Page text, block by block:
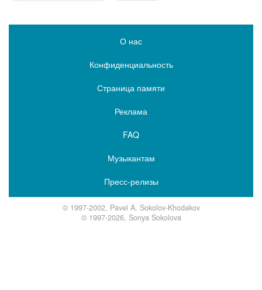
О нас
Конфиденциальность
Страница памяти
Реклама
FAQ
Музыкантам
Пресс-релизы
© 1997-2002, Pavel A. Sokolov-Khodakov
© 1997-2026, Sonya Sokolova